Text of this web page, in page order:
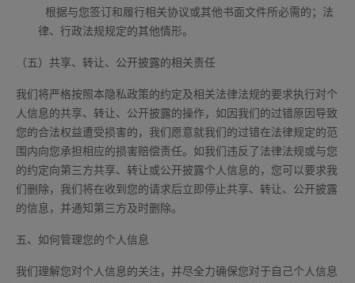
根据与您签订和履行相关协议或其他书面文件所必需的；法
律、行政法规规定的其他情形。
（五）共享、转让、公开披露的相关责任
我们将严格按照本隐私政策的约定及相关法律法规的要求执行对个
人信息的共享、转让、公开披露的操作，如因我们的过错原因导致
您的合法权益遭受损害的，我们愿意就我们的过错在法律规定的范
围内向您承担相应的损害赔偿责任。如我们违反了法律法规或与您
的约定向第三方共享、转让或公开披露个人信息的，您可以要求我
们删除，我们将在收到您的请求后立即停止共享、转让、公开披露
的信息，并通知第三方及时删除。
五、如何管理您的个人信息
我们理解您对个人信息的关注，并尽全力确保您对于自己个人信息